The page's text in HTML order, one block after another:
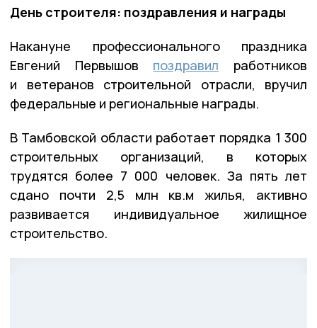
День строителя: поздравления и награды
Накануне профессионального праздника
Евгений Первышов поздравил работников
и ветеранов строительной отрасли, вручил
федеральные и региональные награды.
В Тамбовской области работает порядка 1 300
строительных организаций, в которых
трудятся более 7 000 человек. За пять лет
сдано почти 2,5 млн кв.м жилья, активно
развивается индивидуальное жилищное
строительство.